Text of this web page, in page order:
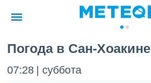
о
Погода в Сан-Хоакине
07:28 суббота